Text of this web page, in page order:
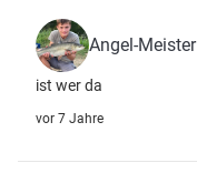
Angel-Meister
ist wer da
vor 7 Jahre